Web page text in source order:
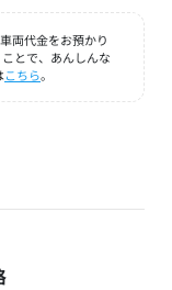
両代金をお預かり
とで、あんしんな
こちら。